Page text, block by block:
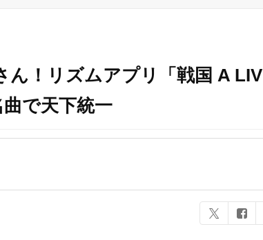
ん！リズムアプリ「戦国 A LIV
で天下統一